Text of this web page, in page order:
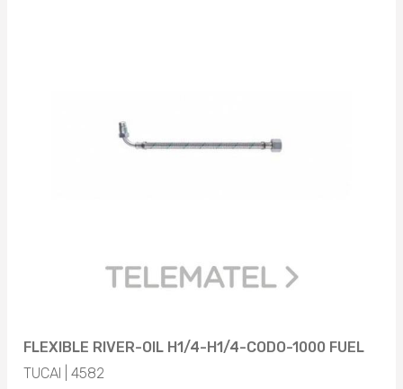
FLEXIBLE RIVER-OIL H1/4-H1/4-CODO-1000 FUEL
TUCAI | 4582